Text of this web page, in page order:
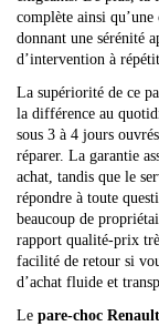
complète ainsi
donnant une sérénité
d’intervention à
La supériorité de ce
la différence au
sous 3 à 4 jours
réparer. La garantie
achat, tandis que le
répondre à toute
beaucoup de
rapport qualité-prix
facilité de retour si
d’achat fluide et
Le pare-choc